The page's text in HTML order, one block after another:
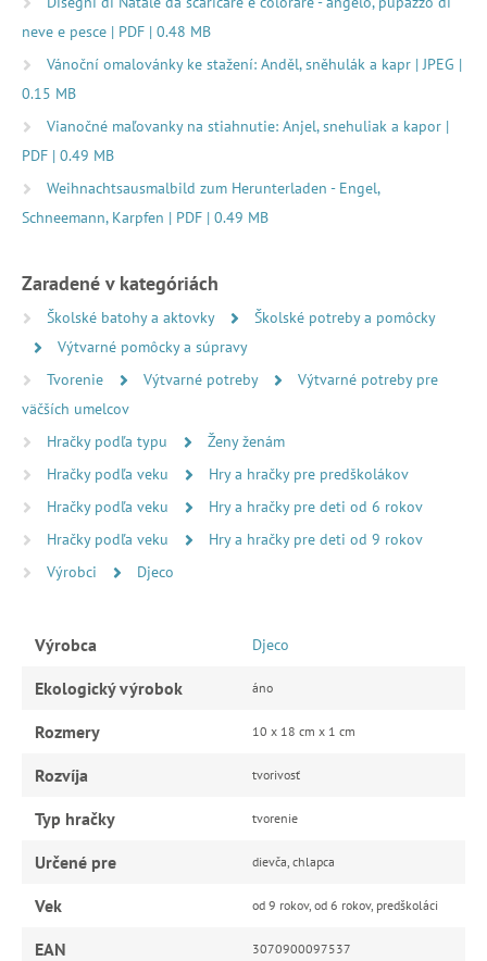
neve e pesce | PDF | 0.48 MB
Vánoční omalovánky ke stažení: Anděl, sněhulák a kapr | JPEG |
0.15 MB
Vianočné maľovanky na stiahnutie: Anjel, snehuliak a kapor |
PDF | 0.49 MB
Weihnachtsausmalbild zum Herunterladen - Engel,
Schneemann, Karpfen | PDF | 0.49 MB
Zaradené v kategóriách
Školské batohy a aktovky
Školské potreby a pomôcky
Výtvarné pomôcky a súpravy
Tvorenie
Výtvarné potreby
Výtvarné potreby pre
väčších umelcov
Hračky podľa typu
Ženy ženám
Hračky podľa veku
Hry a hračky pre predškolákov
Hračky podľa veku
Hry a hračky pre deti od 6 rokov
Hračky podľa veku
Hry a hračky pre deti od 9 rokov
Výrobci
Djeco
Výrobca Djeco
Ekologický výrobok áno
Rozmery 10 x 18 cm x 1 cm
Rozvíja tvorivosť
Typ hračky tvorenie
Určené pre dievča, chlapca
Vek od 9 rokov, od 6 rokov, predškoláci
EAN 3070900097537